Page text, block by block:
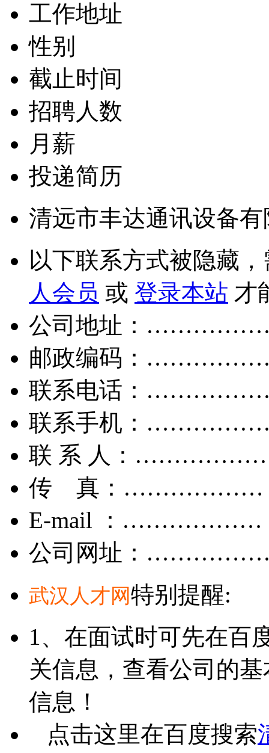
工作地址
性别
截止时间
招聘人数
月薪
投递简历
清远市丰达通讯设备
以下联系方式被隐藏
人会员 或 登录本站 才
公司地址：
邮政编码：
联系电话：
联系手机：
联 系 人：
传 真：………………
E-mail ：………………
公司网址：
武汉人才网特别提醒:
1、在面试时可先在百
关信息，查看公司的
信息！
点击这里在百度搜索